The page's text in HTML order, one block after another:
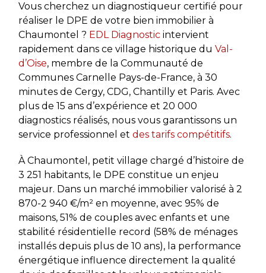
Vous cherchez un diagnostiqueur certifié pour
réaliser le DPE de votre bien immobilier à
Chaumontel ? EDL Diagnosticintervient
rapidement dans ce village historique du Val-
d’Oise, membre de la Communauté de
Communes Carnelle Pays-de-France, à 30
minutes de Cergy, CDG, Chantilly et Paris. Avec
plus de 15 ans d’expérience et 20 000
diagnostics réalisés, nous vous garantissons un
service professionnel et des tarifs compétitifs.
À Chaumontel, petit village chargé d’histoire de
3 251 habitants, le DPE constitue un enjeu
majeur. Dans un marché immobilier valorisé à 2
870-2 940 €/m² en moyenne, avec 95% de
maisons, 51% de couples avec enfants et une
stabilité résidentielle record (58% de ménages
installés depuis plus de 10 ans), la performance
énergétique influence directement la qualité